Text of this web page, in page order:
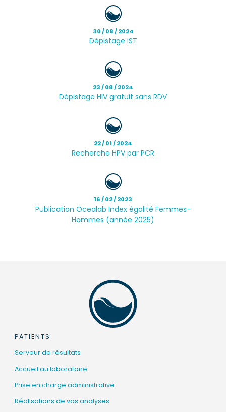
30 / 08 / 2024
Dépistage IST
23 / 08 / 2024
Dépistage HIV gratuit sans RDV
22 / 01 / 2024
Recherche HPV par PCR
16 / 02 / 2023
Publication Ocealab Index égalité Femmes-
Hommes (année 2025)
PATIENTS
Serveur de résultats
Accueil au laboratoire
Prise en charge administrative
Réalisations de vos analyses